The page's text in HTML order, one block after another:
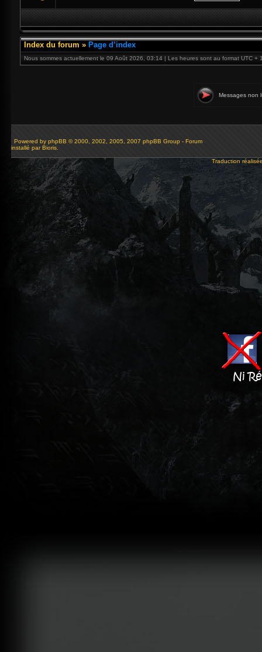
Index du forum » Page d’index
Nous sommes actuellement le 09 Août 2026, 03:14 | Les heures sont au format UTC +
Messages non
Powered by phpBB © 2000, 2002, 2005, 2007 phpBB Group - Forum
installé par Bioris.
Traduction